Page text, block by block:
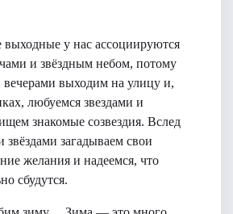
выходные у нас ассоциируются
и звёздным небом, потому
вечерами выходим на улицу и,
любуемся звездами и
знакомые созвездия. Вслед
загадываем свои
желания и надеемся, что
сбудутся.